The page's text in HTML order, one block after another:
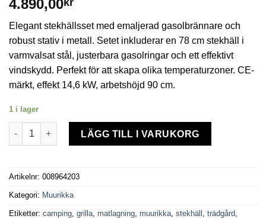
4.890,00
Elegant stekhällsset med emaljerad gasolbrännare och
robust stativ i metall. Setet inkluderar en 78 cm stekhäll i
varmvalsat stål, justerbara gasolringar och ett effektivt
vindskydd. Perfekt för att skapa olika temperaturzoner. CE-
märkt, effekt 14,6 kW, arbetshöjd 90 cm.
1 i lager
Stekhällsset gasol 78cm LL mängd
LÄGG TILL I VARUKORG
Artikelnr: 008964203
Kategori: Muurikka
Etiketter: camping, grilla, matlagning, muurikka, stekhäll , trädgård,